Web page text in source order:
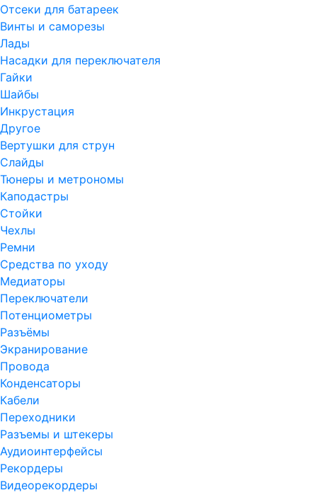
Отсеки для батареек
Винты и саморезы
Лады
Насадки для переключателя
Гайки
Шайбы
Инкрустация
Другое
Вертушки для струн
Слайды
Тюнеры и метрономы
Каподастры
Стойки
Чехлы
Ремни
Средства по уходу
Медиаторы
Переключатели
Потенциометры
Разъёмы
Экранирование
Провода
Конденсаторы
Кабели
Переходники
Разъемы и штекеры
Аудиоинтерфейсы
Рекордеры
Видеорекордеры